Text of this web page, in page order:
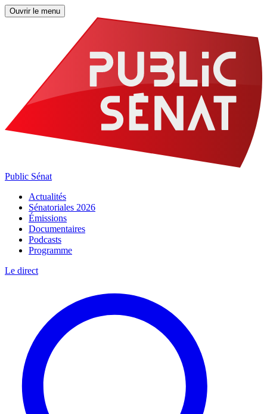
Ouvrir le menu
Public Sénat
Actualités
Sénatoriales 2026
Émissions
Documentaires
Podcasts
Programme
Le direct